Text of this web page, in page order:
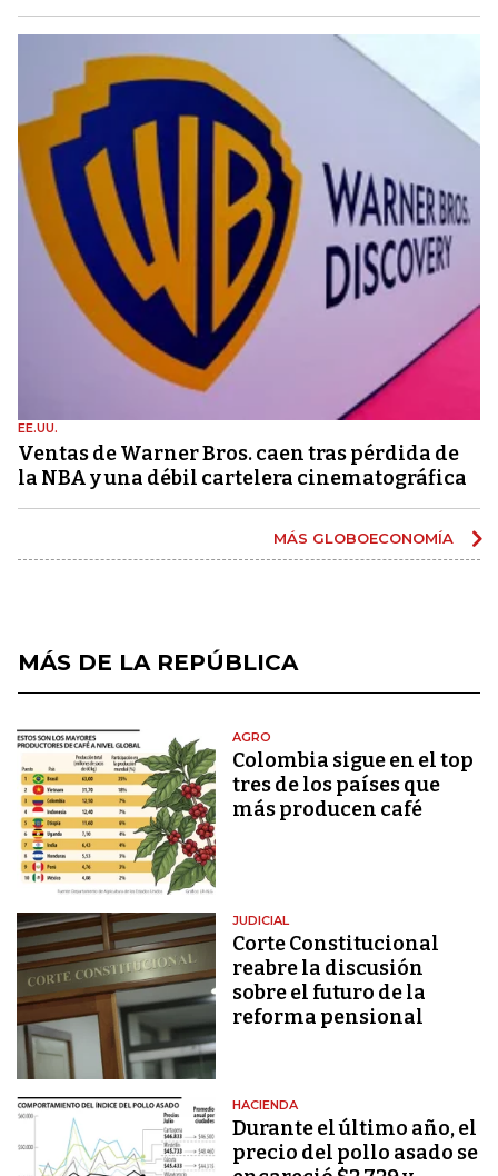
EE.UU.
Ventas de Warner Bros. caen tras pérdida de
la NBA y una débil cartelera cinematográfica
MÁS GLOBOECONOMÍA
MÁS DE LA REPÚBLICA
AGRO
Colombia sigue en el top
tres de los países que
más producen café
JUDICIAL
Corte Constitucional
reabre la discusión
sobre el futuro de la
reforma pensional
HACIENDA
Durante el último año, el
precio del pollo asado se